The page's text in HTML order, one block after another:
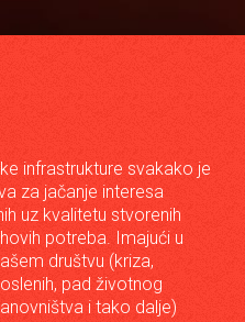
infrastrukture svakako je
za jačanje interesa
uz kvalitetu stvorenih
potreba. Imajući u
društvu (kriza,
pad životnog
i tako dalje)